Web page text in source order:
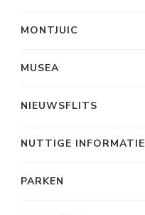
MONTJUIC
MUSEA
NIEUWSFLITS
NUTTIGE INFORMATIE
PARKEN